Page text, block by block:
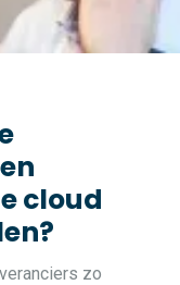
cloud
zo